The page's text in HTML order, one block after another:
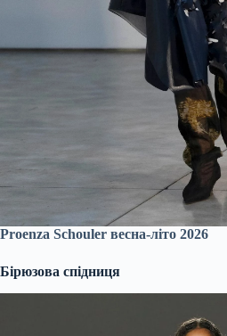
Proenza Schouler весна-літо 2026
Бірюзова спідниця